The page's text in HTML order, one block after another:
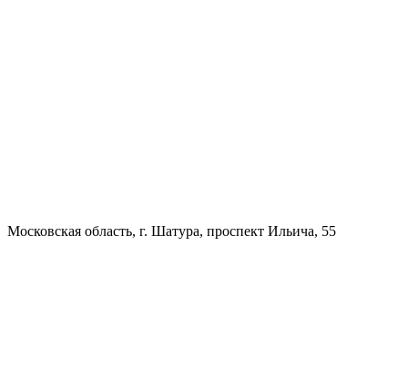
Московская область, г. Шатура, проспект Ильича, 55